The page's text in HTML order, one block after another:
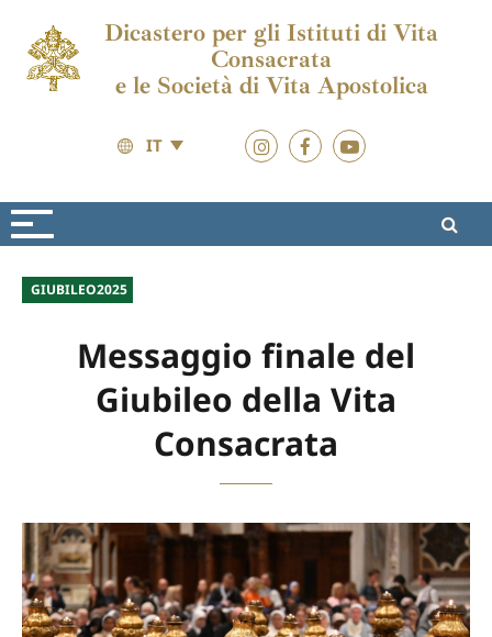
Dicastero per gli Istituti di Vita
Consacrata
e le Società di Vita Apostolica
IT
Eventi
GIUBILEO2025
Messaggio finale del
Giubileo della Vita
Consacrata